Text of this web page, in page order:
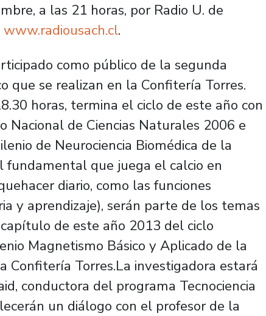
a las 21 horas, por Radio U. de
www.radiousach.cl.
como público de la segunda
que se realizan en la Confitería Torres.
horas, termina el ciclo de este año con
Nacional de Ciencias Naturales 2006 e
de Neurociencia Biomédica de la
fundamental que juega el calcio en
diario, como las funciones
y aprendizaje), serán parte de los temas
de este año 2013 del ciclo
Magnetismo Básico y Aplicado de la
Confitería Torres.La investigadora estará
conductora del programa Tecnociencia
un diálogo con el profesor de la